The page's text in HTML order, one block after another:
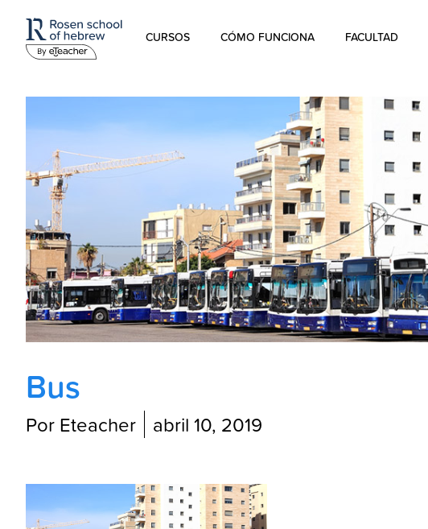
CURSOS
Hebreo para niños
Estudios sobre Israel
Hebreo Bíblico
CÓMO FUNCIONA FACULTAD
Bus
Por Eteacher abril 10, 2019